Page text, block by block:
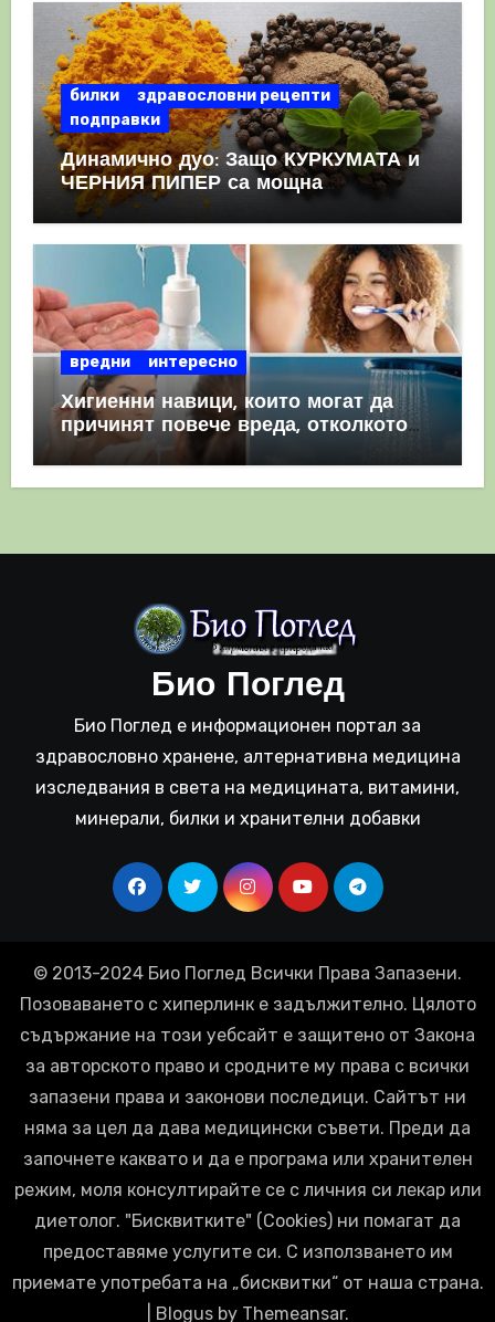
билки
здравословни рецепти
подправки
Динамично дуо: Защо КУРКУМАТА и
ЧЕРНИЯ ПИПЕР са мощна
комбинация
вредни интересно
Хигиенни навици, които могат да
причинят повече вреда, отколкото
полза
Био Поглед
Био Поглед е информационен портал за
здравословно хранене, алтернативна медицина
изследвания в света на медицината, витамини,
минерали, билки и хранителни добавки
© 2013-2024 Био Поглед Всички Права Запазени.
Позоваването с хиперлинк е задължително. Цялото
съдържание на този уебсайт е защитено от Закона
за авторското право и сродните му права с всички
запазени права и законови последици. Сайтът ни
няма за цел да дава медицински съвети. Преди да
започнете каквато и да е програма или хранителен
режим, моля консултирайте се с личния си лекар или
диетолог. "Бисквитките" (Cookies) ни помагат да
предоставяме услугите си. С използването им
приемате употребата на „бисквитки“ от наша страна.
Blogusby Themeansar.